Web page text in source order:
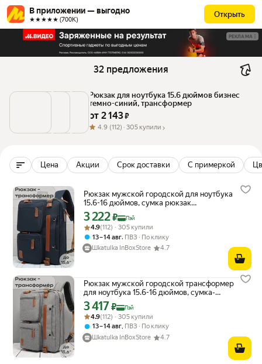
В приложении — выгодно
★★★★★ (700К)
Открыть
РЕКЛАМА
32 предложения
Рюкзак для ноутбука 15.6 дюймов бизнес
темно-синий, трансформер
от 2 143 ₽
4.9 (112) · 305 купили
Цена Акции Срок доставки С примеркой
Рюкзак мужской городской для ноутбука
15.6-16 дюймов, сумка рюкзак
трансформер 3-в-1, портфель для
документов, темно-синий
Цена с картой Яндекс Пэй 3222 ₽ вместо
3 222₽ Пэй
Рейтинг товара: 4.9 из 5
Оценок: (112) · 305 купили
4.9(112) · 305 купили
13 – 14 авг, ПВЗ
По клику
Шkatulka InBoxStore
4.7
Рюкзак мужской городской трансформер
для ноутбука 15.6-16 дюймов, сумка-
портфель, сумка для ноутбука, светло-
серый
Цена с картой Яндекс Пэй 3417 ₽ вместо
3 417₽ Пэй
Рейтинг товара: 4.9 из 5
Оценок: (112) · 305 купили
4.9(112) · 305 купили
13 – 14 авг, ПВЗ
По клику
Шkatulka InBoxStore
4.7